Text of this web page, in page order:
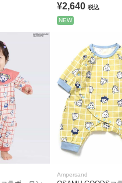
¥2,640 税込
NEW
Ampersand